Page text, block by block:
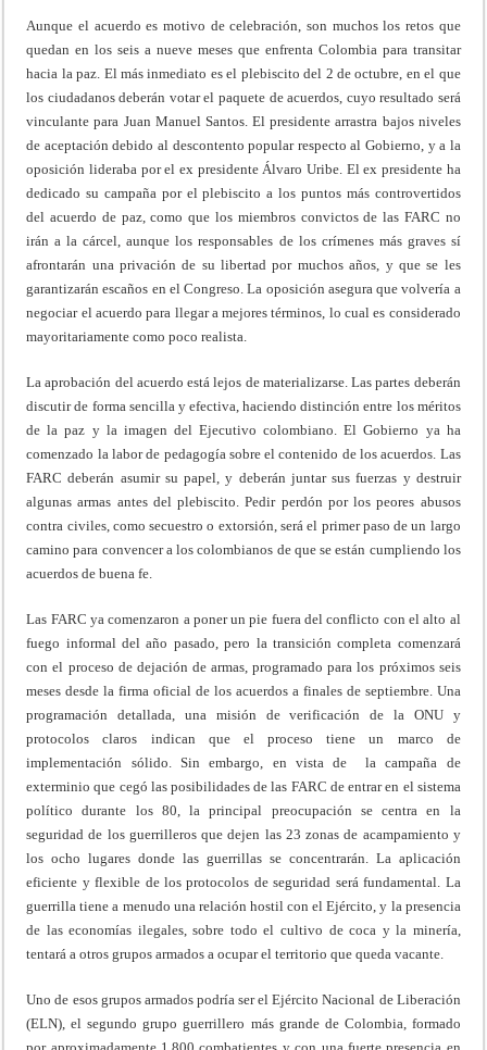
Aunque el acuerdo es motivo de celebración, son muchos los retos que
quedan en los seis a nueve meses que enfrenta Colombia para transitar
hacia la paz. El más inmediato es el plebiscito del 2 de octubre, en el que
los ciudadanos deberán votar el paquete de acuerdos, cuyo resultado será
vinculante para Juan Manuel Santos. El presidente arrastra bajos niveles
de aceptación debido al descontento popular respecto al Gobierno, y a la
oposición lideraba por el ex presidente Álvaro Uribe. El ex presidente ha
dedicado su campaña por el plebiscito a los puntos más controvertidos
del acuerdo de paz, como que los miembros convictos de las FARC no
irán a la cárcel, aunque los responsables de los crímenes más graves sí
afrontarán una privación de su libertad por muchos años, y que se les
garantizarán escaños en el Congreso. La oposición asegura que volvería a
negociar el acuerdo para llegar a mejores términos, lo cual es considerado
mayoritariamente como poco realista.
La aprobación del acuerdo está lejos de materializarse. Las partes deberán
discutir de forma sencilla y efectiva, haciendo distinción entre los méritos
de la paz y la imagen del Ejecutivo colombiano. El Gobierno ya ha
comenzado la labor de pedagogía sobre el contenido de los acuerdos. Las
FARC deberán asumir su papel, y deberán juntar sus fuerzas y destruir
algunas armas antes del plebiscito. Pedir perdón por los peores abusos
contra civiles, como secuestro o extorsión, será el primer paso de un largo
camino para convencer a los colombianos de que se están cumpliendo los
acuerdos de buena fe.
Las FARC ya comenzaron a poner un pie fuera del conflicto con el alto al
fuego informal del año pasado, pero la transición completa comenzará
con el proceso de dejación de armas, programado para los próximos seis
meses desde la firma oficial de los acuerdos a finales de septiembre. Una
programación detallada, una misión de verificación de la ONU y
protocolos claros indican que el proceso tiene un marco de
implementación sólido. Sin embargo, en vista de la campaña de
exterminio que cegó las posibilidades de las FARC de entrar en el sistema
político durante los 80, la principal preocupación se centra en la
seguridad de los guerrilleros que dejen las 23 zonas de acampamiento y
los ocho lugares donde las guerrillas se concentrarán. La aplicación
eficiente y flexible de los protocolos de seguridad será fundamental. La
guerrilla tiene a menudo una relación hostil con el Ejército, y la presencia
de las economías ilegales, sobre todo el cultivo de coca y la minería,
tentará a otros grupos armados a ocupar el territorio que queda vacante.
Uno de esos grupos armados podría ser el Ejército Nacional de Liberación
(ELN), el segundo grupo guerrillero más grande de Colombia, formado